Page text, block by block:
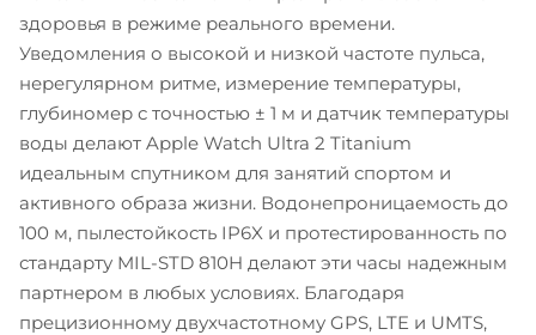
здоровья в режиме реального времени.
Уведомления о высокой и низкой частоте пульса,
нерегулярном ритме, измерение температуры,
глубиномер с точностью ± 1 м и датчик температуры
воды делают Apple Watch Ultra 2 Titanium
идеальным спутником для занятий спортом и
активного образа жизни. Водонепроницаемость до
100 м, пылестойкость IP6X и протестированность по
стандарту MIL-STD 810H делают эти часы надежным
партнером в любых условиях. Благодаря
прецизионному двухчастотному GPS, LTE и UMTS,